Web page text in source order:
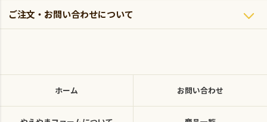
ご注文・お問い合わせについて
ホーム お問い合わせ